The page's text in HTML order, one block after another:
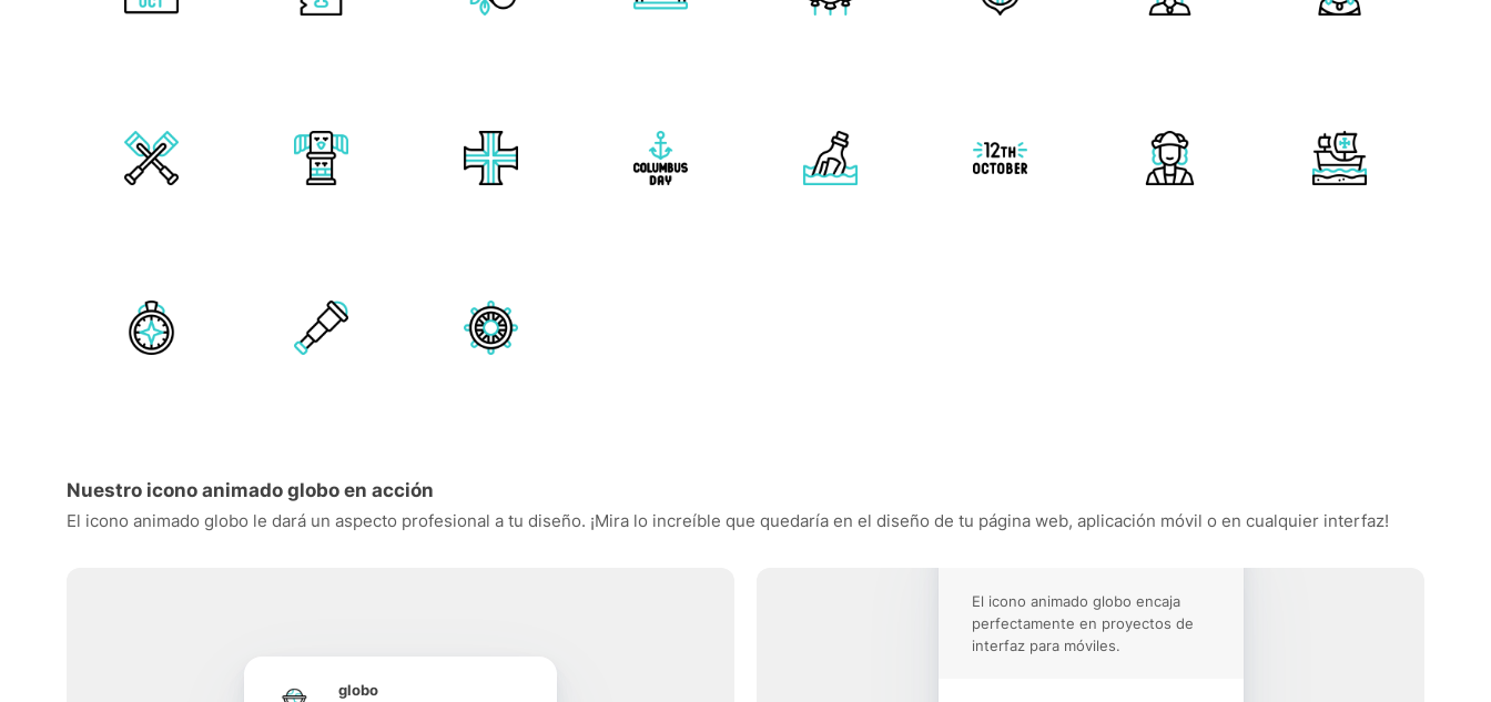
Nuestro icono animado globo en acción
El icono animado globo le dará un aspecto profesional a tu diseño. ¡Mira lo increíble que quedaría en el diseño de tu página web, aplicación móvil o en cualquier interfaz!
globo
El icono animado globo encaja
perfectamente en proyectos de
interfaz para móviles.